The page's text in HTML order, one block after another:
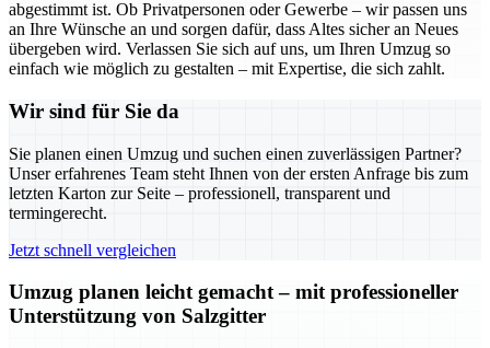
abgestimmt ist. Ob Privatpersonen oder Gewerbe – wir passen uns
an Ihre Wünsche an und sorgen dafür, dass Altes sicher an Neues
übergeben wird. Verlassen Sie sich auf uns, um Ihren Umzug so
einfach wie möglich zu gestalten – mit Expertise, die sich zahlt.
Wir sind für Sie da
Sie planen einen Umzug und suchen einen zuverlässigen Partner?
Unser erfahrenes Team steht Ihnen von der ersten Anfrage bis zum
letzten Karton zur Seite – professionell, transparent und
termingerecht.
Jetzt schnell vergleichen
Umzug planen leicht gemacht – mit professioneller
Unterstützung von Salzgitter